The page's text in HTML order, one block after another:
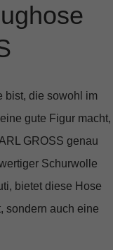
bist, die sowohl im
gute Figur macht,
GROSS genau
Schurwolle
bietet diese Hose
sondern auch eine